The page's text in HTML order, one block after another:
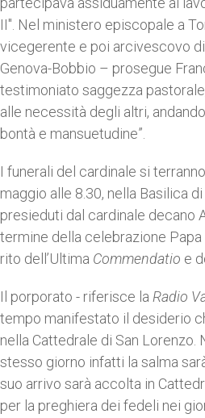
II". Nel ministero episcopale a
vicegerente e poi arcivescovo
Genova-Bobbio – prosegue
testimoniato saggezza
alle necessità degli altri,
bontà e mansuetudine”.
I funerali del cardinale si
maggio alle 8.30, nella Basilica
presieduti dal cardinale decano
termine della celebrazione
rito dell’Ultima Commendatio e
Il porporato - riferisce la Radio
tempo manifestato il desiderio
nella Cattedrale di San Lorenzo.
stesso giorno infatti la salma
suo arrivo sarà accolta in
per la preghiera dei fedeli nei